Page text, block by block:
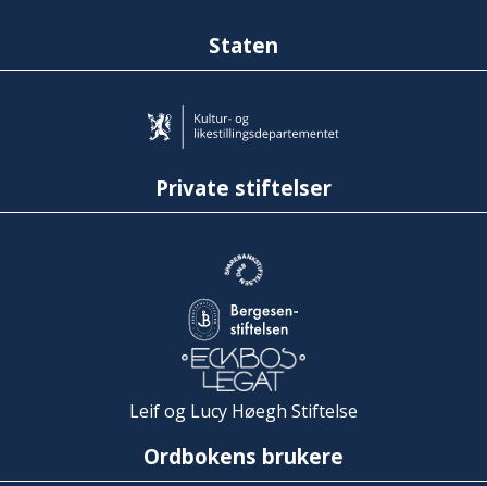
Staten
Private stiftelser
Leif og Lucy Høegh Stiftelse
Ordbokens brukere